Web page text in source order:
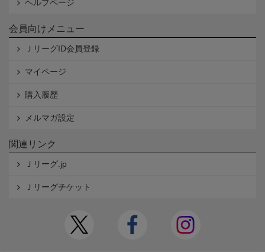
ヘルプページ
会員向けメニュー
ＪリーグID会員登録
マイページ
購入履歴
メルマガ設定
関連リンク
Ｊリーグ.jp
Ｊリーグチケット